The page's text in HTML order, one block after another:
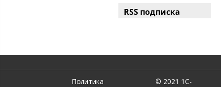
RSS подписка
Политика
© 2021 1С-